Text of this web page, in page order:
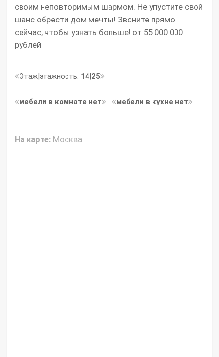
своим неповторимым шармом. Не упустите свой
шанс обрести дом мечты! Звоните прямо
сейчас, чтобы узнать больше! от 55 000 000
рублей .
Этаж|этажность: 14|25
мебели в комнате нет мебели в кухне нет
На карте: Москва